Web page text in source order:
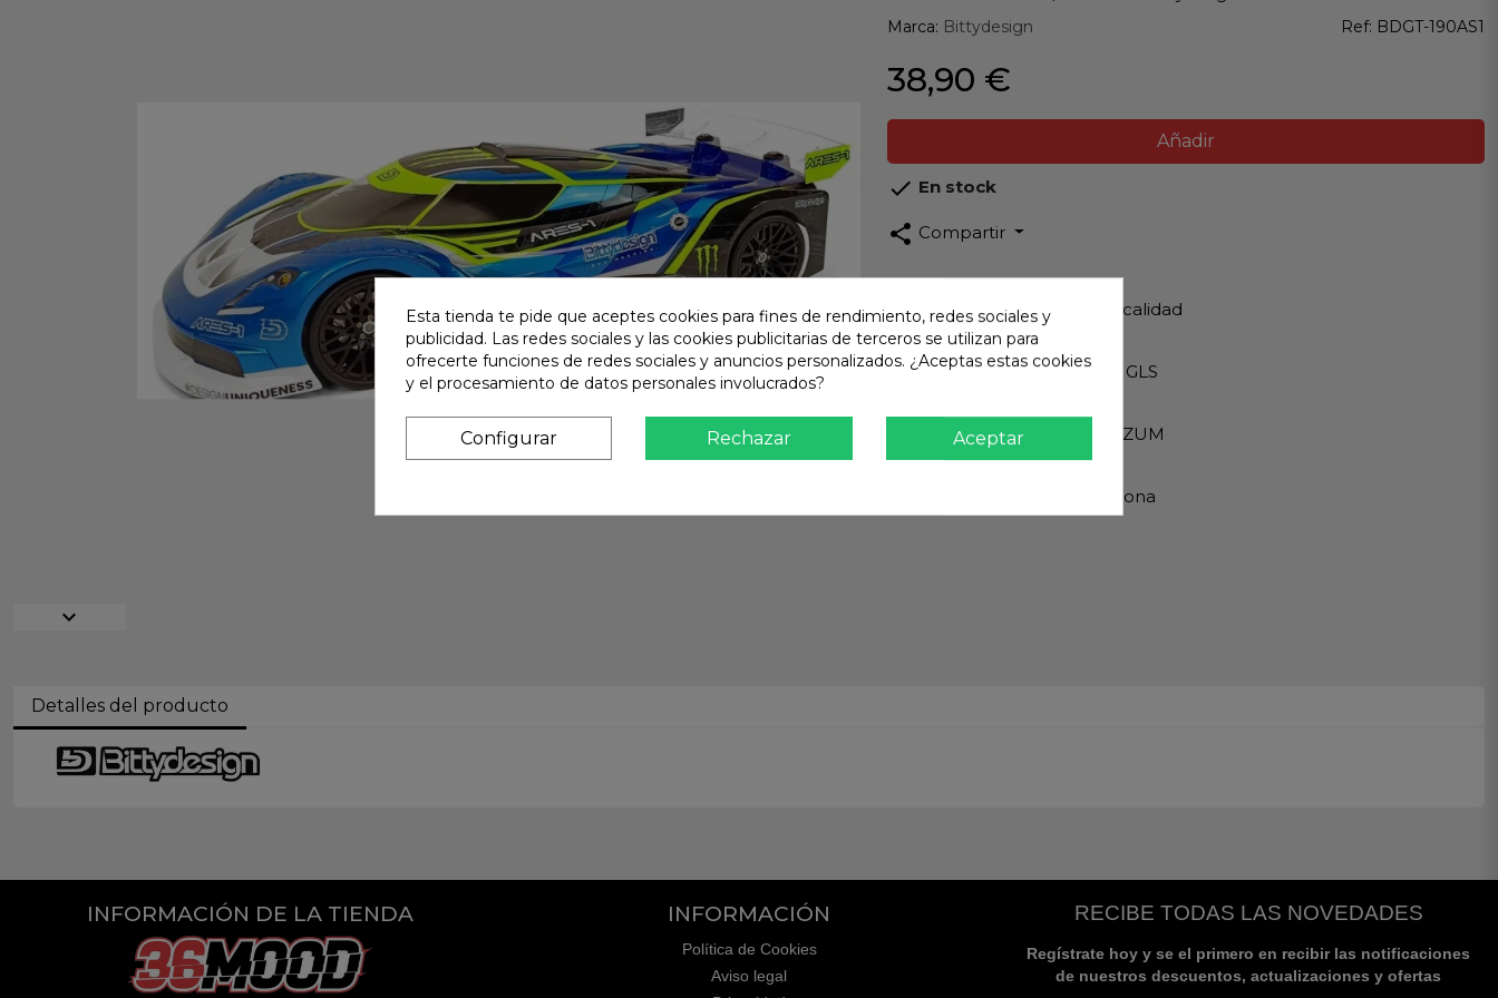
expand_more
Marca: Bittydesign Ref: BDGT-190AS1
38,90 €
Añadir
 En stock
share Compartir
Productos de Máxima calidad
Envío Rápido
Envios Internacionales GLS
Pago Seguro
TARJETA - PAYPAL - BIZUM
Te atendemos en persona
Detalles del producto
INFORMACIÓN DE LA TIENDA INFORMACIÓN
Política de Cookies
Aviso legal
RECIBE TODAS LAS NOVEDADES
Regístrate hoy y se el primero en recibir las notificaciones
de nuestros descuentos, actualizaciones y ofertas
Esta tienda te pide que aceptes cookies para fines de rendimiento, redes sociales y
publicidad. Las redes sociales y las cookies publicitarias de terceros se utilizan para
ofrecerte funciones de redes sociales y anuncios personalizados. ¿Aceptas estas cookies
y el procesamiento de datos personales involucrados?
Configurar Rechazar Aceptar